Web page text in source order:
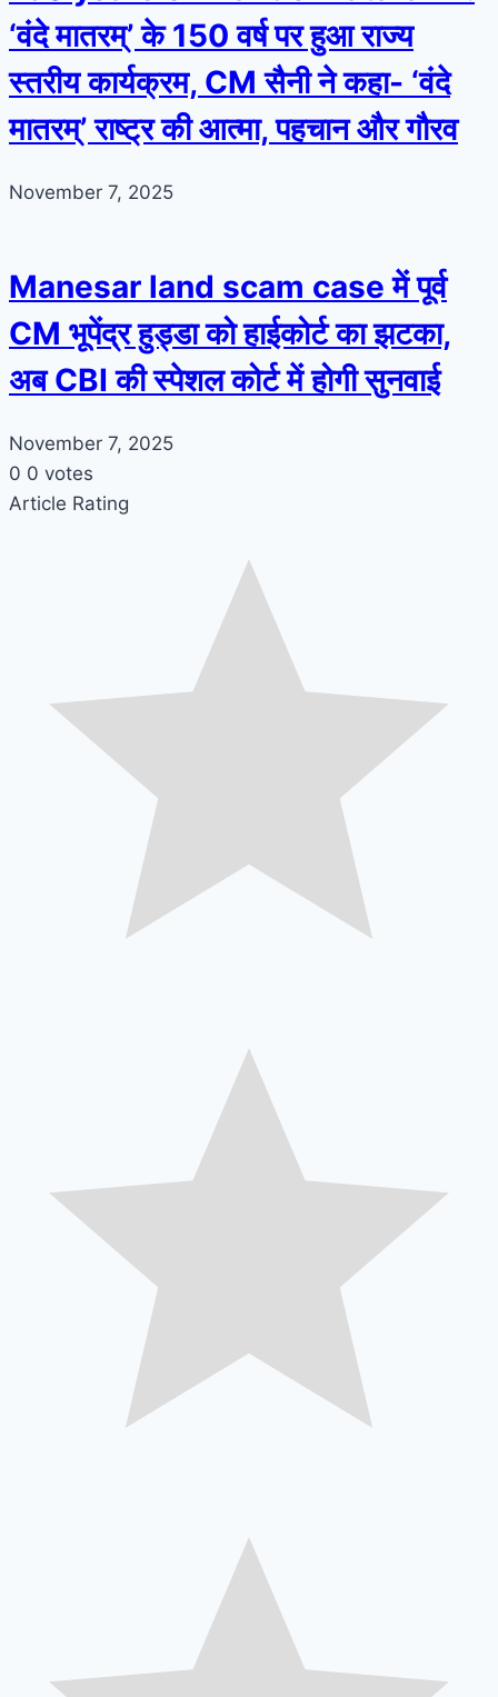
‘वंदे मातरम्’ के 150 वर्ष पर हुआ राज्य
स्तरीय कार्यक्रम, CM सैनी ने कहा- ‘वंदे
मातरम्’ राष्ट्र की आत्मा, पहचान और गौरव
November 7, 2025
Manesar land scam case में पूर्व
CM भूपेंद्र हुड्डा को हाईकोर्ट का झटका,
अब CBI की स्पेशल कोर्ट में होगी सुनवाई
November 7, 2025
0 0 votes
Article Rating